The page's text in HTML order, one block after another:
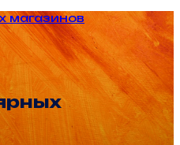
магазинов